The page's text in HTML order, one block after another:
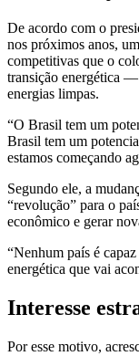
De acordo com o
nos próximos anos,
competitivas que o
transição energética —
energias limpas.
“O Brasil tem um
Brasil tem um
estamos começando
Segundo ele, a
“revolução” para o
econômico e gerar
“Nenhum país é
energética que vai
Interesse
Por esse motivo,